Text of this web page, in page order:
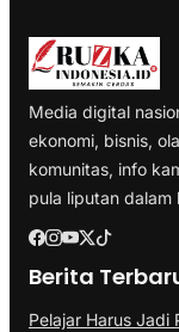
Media digital
ekonomi, bisnis,
komunitas, info
pula liputan
Berita
Pelajar Harus Jadi